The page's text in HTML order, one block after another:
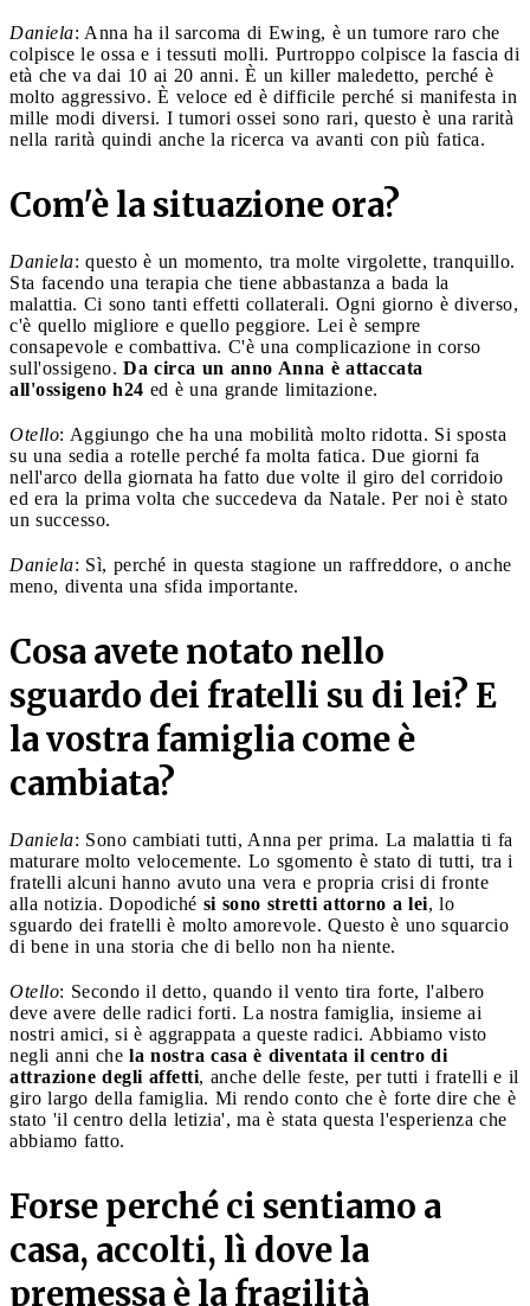
Daniela: Anna ha il sarcoma di Ewing, è un tumore raro che
colpisce le ossa e i tessuti molli. Purtroppo colpisce la fascia di
età che va dai 10 ai 20 anni. È un killer maledetto, perché è
molto aggressivo. È veloce ed è difficile perché si manifesta in
mille modi diversi. I tumori ossei sono rari, questo è una rarità
nella rarità quindi anche la ricerca va avanti con più fatica.
Com'è la situazione ora?
Daniela: questo è un momento, tra molte virgolette, tranquillo.
Sta facendo una terapia che tiene abbastanza a bada la
malattia. Ci sono tanti effetti collaterali. Ogni giorno è diverso,
c'è quello migliore e quello peggiore. Lei è sempre
consapevole e combattiva. C'è una complicazione in corso
sull'ossigeno. Da circa un anno Anna è attaccata
all'ossigeno h24 ed è una grande limitazione.
Otello: Aggiungo che ha una mobilità molto ridotta. Si sposta
su una sedia a rotelle perché fa molta fatica. Due giorni fa
nell'arco della giornata ha fatto due volte il giro del corridoio
ed era la prima volta che succedeva da Natale. Per noi è stato
un successo.
Daniela: Sì, perché in questa stagione un raffreddore, o anche
meno, diventa una sfida importante.
Cosa avete notato nello
sguardo dei fratelli su di lei? E
la vostra famiglia come è
cambiata?
Daniela: Sono cambiati tutti, Anna per prima. La malattia ti fa
maturare molto velocemente. Lo sgomento è stato di tutti, tra i
fratelli alcuni hanno avuto una vera e propria crisi di fronte
alla notizia. Dopodiché si sono stretti attorno a lei, lo
sguardo dei fratelli è molto amorevole. Questo è uno squarcio
di bene in una storia che di bello non ha niente.
Otello: Secondo il detto, quando il vento tira forte, l'albero
deve avere delle radici forti. La nostra famiglia, insieme ai
nostri amici, si è aggrappata a queste radici. Abbiamo visto
negli anni che la nostra casa è diventata il centro di
attrazione degli affetti, anche delle feste, per tutti i fratelli e il
giro largo della famiglia. Mi rendo conto che è forte dire che è
stato 'il centro della letizia', ma è stata questa l'esperienza che
abbiamo fatto.
Forse perché ci sentiamo a
casa, accolti, lì dove la
premessa è la fragilità